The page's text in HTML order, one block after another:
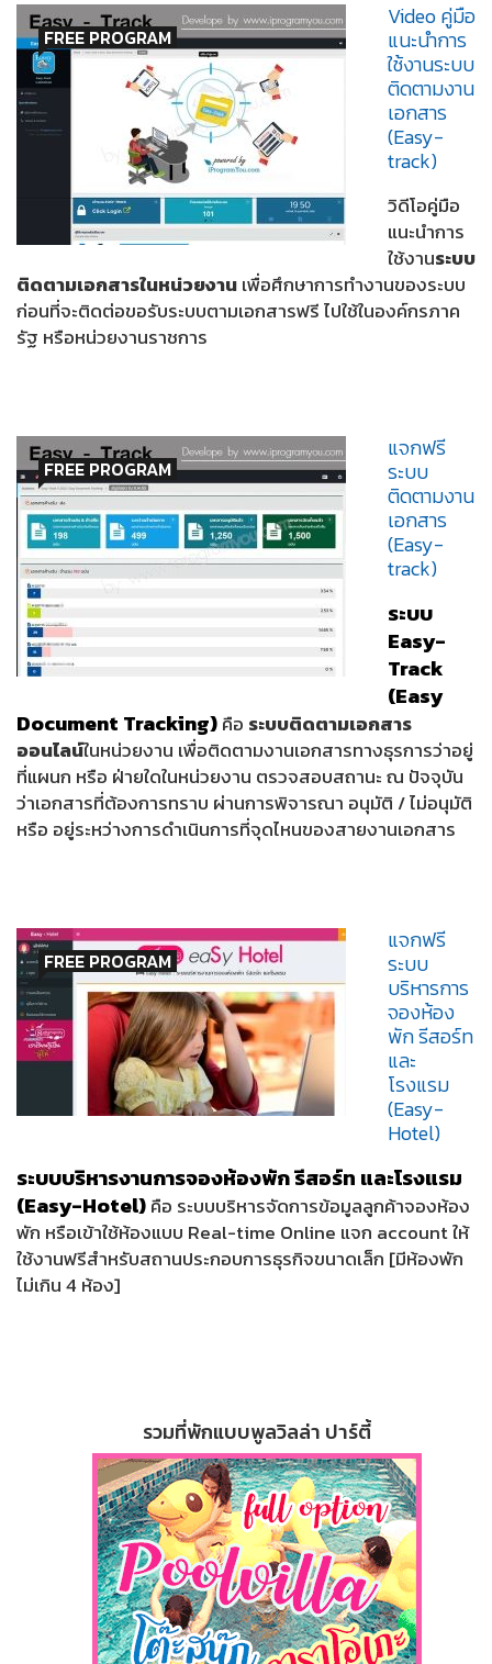
FREE PROGRAM
Video คู่มือ
แนะนำการ
ใช้งานระบบ
ติดตามงาน
เอกสาร
(Easy-
track)
วิดีโอคู่มือ
แนะนำการ
ใช้งานระบบ
ติดตามเอกสารในหน่วยงานเพื่อศึกษาการทำงานของระบบ
ก่อนที่จะติดต่อขอรับระบบตามเอกสารฟรี ไปใช้ในองค์กรภาค
รัฐ หรือหน่วยงานราชการ
FREE PROGRAM
แจกฟรี
ระบบ
ติดตามงาน
เอกสาร
(Easy-
track)
ระบบ
Easy-
Track
(Easy
Document Tracking)คือ ระบบติดตามเอกสาร
ออนไลน์ในหน่วยงาน เพื่อติดตามงานเอกสารทางธุรการว่าอยู่
ที่แผนก หรือ ฝ่ายใดในหน่วยงาน ตรวจสอบสถานะ ณ ปัจจุบัน
ว่าเอกสารที่ต้องการทราบ ผ่านการพิจารณา อนุมัติ / ไม่อนุมัติ
หรือ อยู่ระหว่างการดำเนินการที่จุดไหนของสายงานเอกสาร
FREE PROGRAM
แจกฟรี
ระบบ
บริหารการ
จองห้อง
พัก รีสอร์ท
และ
โรงแรม
(Easy-
Hotel)
ระบบบริหารงานการจองห้องพัก รีสอร์ท และโรงแรม
(Easy-Hotel)คือ ระบบบริหารจัดการข้อมูลลูกค้าจองห้อง
พัก หรือเข้าใช้ห้องแบบ Real-time Online แจก account ให้
ใช้งานฟรีสำหรับสถานประกอบการธุรกิจขนาดเล็ก [มีห้องพัก
ไม่เกิน 4 ห้อง]
รวมที่พักแบบพูลวิลล่า ปาร์ตี้